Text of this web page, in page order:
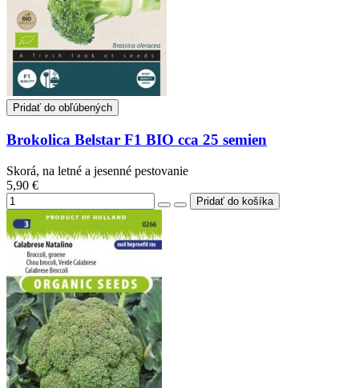
Pridať do obľúbených
Brokolica Belstar F1 BIO cca 25 semien
Skorá, na letné a jesenné pestovanie
5,90 €